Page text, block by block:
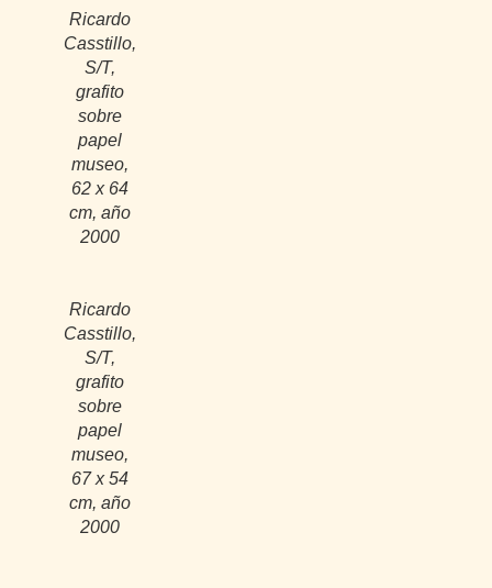
Ricardo
Casstillo,
S/T,
grafito
sobre
papel
museo,
62 x 64
cm, año
2000
Ricardo
Casstillo,
S/T,
grafito
sobre
papel
museo,
67 x 54
cm, año
2000